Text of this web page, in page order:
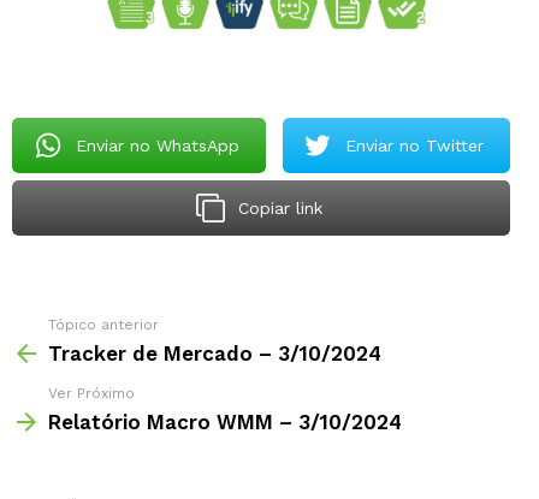
Enviar no WhatsApp Enviar no Twitter
Copiar link
Tópico anterior
Tracker de Mercado – 3/10/2024
Ver Próximo
Relatório Macro WMM – 3/10/2024